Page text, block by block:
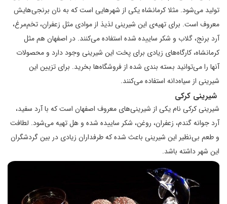
تولید می‌شود. مثلا کرمانشاه یکی از شهرهایی است که به نان برنجی‌هایش
معروف است. برای تهیه‌ی این شیرینی لذیذ از موادی مثل زعفران، تخم‌مرغ،
آرد برنج، گلاب و شکر ساییده شده استفاده می‌کنند. در اصفهان هم مثل
کرمانشاه، کارگاه‌های زیادی برای پخت این شیرینی وجود دارد و محصولات
آنها را می‌توانید بسته بندی شده از فروشگاه‌ها بخرید. برای تزیین این
شیرینی از سیاه‌دانه استفاده می‌کنند.
شیرینی کرکی
شیرینی کرکی نام یکی از شیرینی‌های معروف اصفهان است که با آرد سفید،
آرد جوانه گندم، زعفران، روغن، شکر ساییده شده و هل تهیه می‌شود. لطافت
و طعم بی‌نظیر این شیرینی باعث شده که طرفداران زیادی در بین گردشگران
این شهر داشته باشد.